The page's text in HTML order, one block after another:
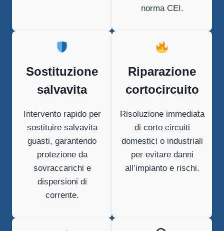
norma CEI.
Sostituzione
salvavita
Intervento rapido per
sostituire salvavita
guasti, garantendo
protezione da
sovraccarichi e
dispersioni di
corrente.
Riparazione
cortocircuito
Risoluzione immediata
di corto circuiti
domestici o industriali
per evitare danni
all’impianto e rischi.